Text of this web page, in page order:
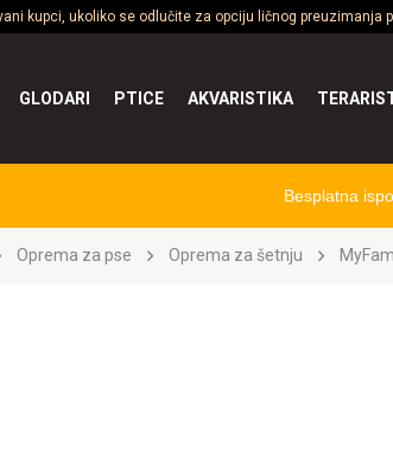
kupci, ukoliko se odlučite za opciju ličnog
GLODARI PTICE AKVARISTIKA
Besplatna
Oprema za pse Oprema za šetnju